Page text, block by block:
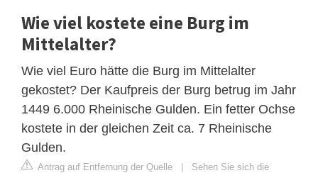
Wie viel kostete eine Burg im
Mittelalter?
Wie viel Euro hätte die Burg im Mittelalter
gekostet? Der Kaufpreis der Burg betrug im Jahr
1449 6.000 Rheinische Gulden. Ein fetter Ochse
kostete in der gleichen Zeit ca. 7 Rheinische
Gulden.
Antrag auf Entfernung der Quelle | Sehen Sie sich die